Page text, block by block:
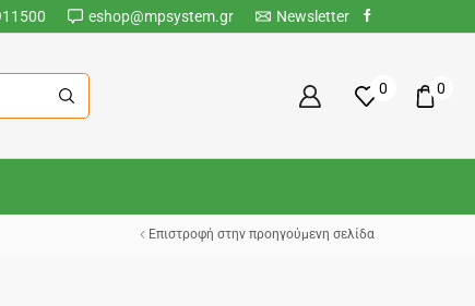
eshop@mpsystem.gr Newsletter
0 0
Επιστροφή στην προηγούμενη σελίδα